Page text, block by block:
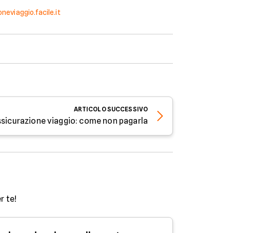
ARTICOLOSUCCESSIVO
viaggio: come non pagarla
te!